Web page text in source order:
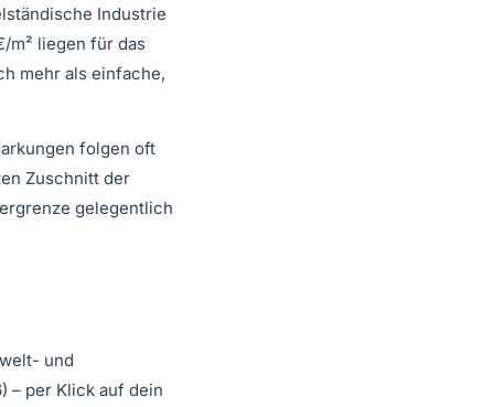
Industrie
m² liegen für das
mehr als einfache,
folgen oft
Zuschnitt der
gelegentlich
und
– per Klick auf dein